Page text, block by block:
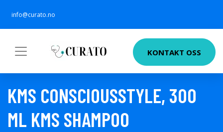
info@curato.no
KONTAKT OSS
KMS CONSCIOUSSTYLE, 300
ML KMS SHAMPOO